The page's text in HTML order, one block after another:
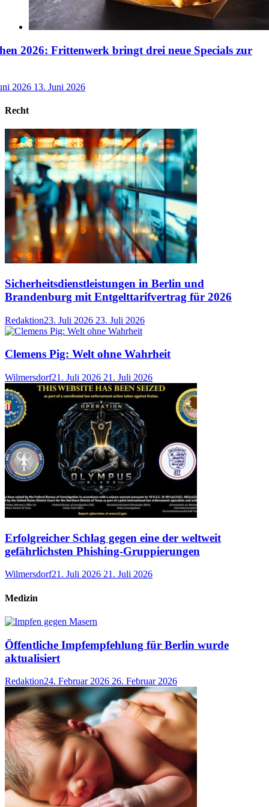
2026: Frittenwerk bringt drei neue Specials zur
2026 13. Juni 2026
Recht
Sicherheitsdienstleistungen in Berlin und
Brandenburg mit Entgelttarifvertrag für 2026
Redaktion23. Juli 2026 23. Juli 2026
Clemens Pig: Welt ohne Wahrheit
Wilmersdorf21. Juli 2026 21. Juli 2026
Erfolgreicher Schlag gegen eine der weltweit
gefährlichsten Phishing-Gruppierungen
Wilmersdorf21. Juli 2026 21. Juli 2026
Medizin
Öffentliche Impfempfehlung für Berlin wurde
aktualisiert
Redaktion24. Februar 2026 26. Februar 2026